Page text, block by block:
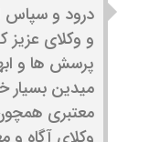
درود و سپاس
و وکلای عزیز
پرسش ها و
میدین بسیار
معتبری